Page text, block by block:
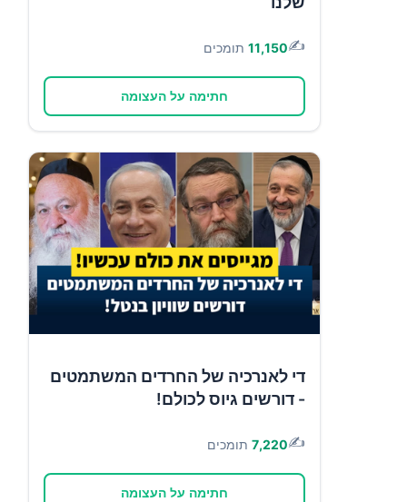
✍️
11,150 תומכים
חתימה על העצומה
די לאנרכיה של החרדים המשתמטים
- דורשים גיוס לכולם!
✍️
7,220 תומכים
חתימה על העצומה